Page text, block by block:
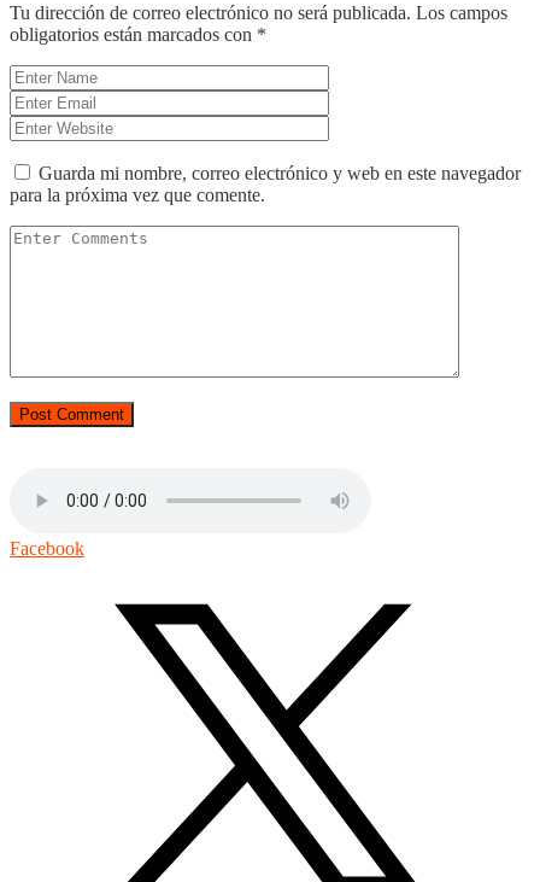
Tu dirección de correo electrónico no será publicada. Los campos
obligatorios están marcados con *
Guarda mi nombre, correo electrónico y web en este navegador
para la próxima vez que comente.
Facebook